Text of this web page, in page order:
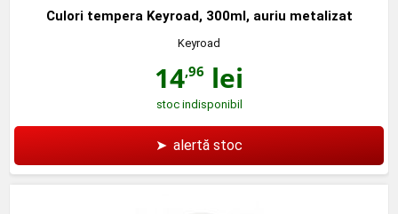
Culori tempera Keyroad, 300ml, auriu metalizat
Keyroad
14,96 lei
stoc indisponibil
➤ alertă stoc